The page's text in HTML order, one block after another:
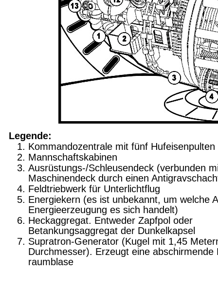
Legende:
Kommandozentrale mit fünf Hufeisenpulten
Mannschaftskabinen
Ausrüstungs-/Schleusendeck (verbunden
Maschinendeck durch einen
Feldtriebwerk für Unterlichtflug
Energiekern (es ist unbekannt, um welche
Energieerzeugung es sich handelt)
Heckaggregat. Entweder Zapfpol oder
Betankungsaggregat der Dunkelkapsel
Supratron-Generator (Kugel mit 1,45
Durchmesser). Erzeugt eine abschirmende
raumblase